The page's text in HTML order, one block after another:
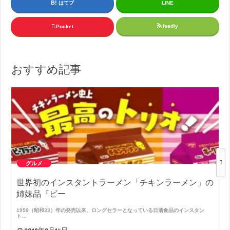
はてブ LINE
Pocket feedly
おすすめ記事
グルメ
世界初のインスタントラーメン「チキンラーメン」の
姉妹品『ビー
1958（昭和33）年の発売以来、ロングセラーとなっている日清食品のインスタン
ト…